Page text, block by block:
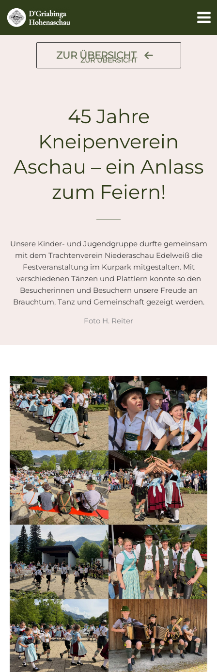
Inhalt
springen
ZUR ÜBERSICHT
ZUR ÜBERSICHT
45 Jahre
Kneipenverein
Aschau – ein Anlass
zum Feiern!
Unsere Kinder- und Jugendgruppe durfte gemeinsam
mit dem Trachtenverein Niederaschau Edelweiß die
Festveranstaltung im Kurpark mitgestalten. Mit
verschiedenen Tänzen und Plattlern konnte so den
Besucherinnen und Besuchern unsere Freude an
Brauchtum, Tanz und Gemeinschaft gezeigt werden.
Foto H. Reiter